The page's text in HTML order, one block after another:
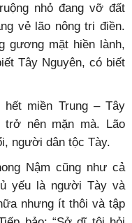
đám mây vần vũ níu
cách thị trấn Trùng
đẹp quá, bên một
những cánh đồng cây
vẻ lão nông tri điền.
gương mặt hiền lành,
Tây Nguyên, có biết